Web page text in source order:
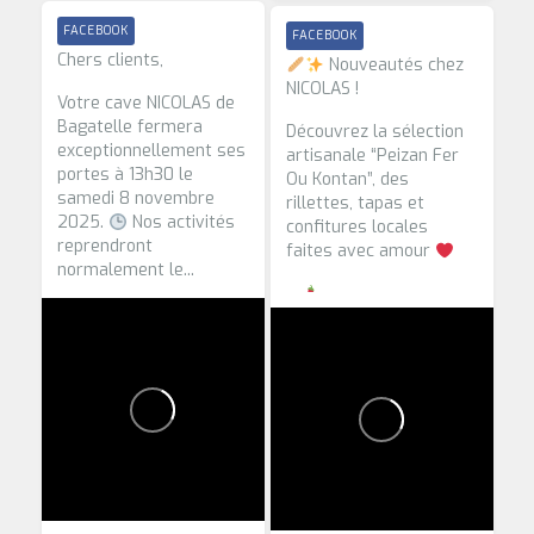
Chers clients,
Votre cave NICOLAS de
Bagatelle fermera
exceptionnellement ses
portes à 13h30 le
samedi 8 novembre
2025.
Nos activités
reprendront
normalement le...
FACEBOOK
Nouveautés chez
NICOLAS !
Découvrez la sélection
artisanale “Peizan Fer
Ou Kontan”, des
rillettes, tapas et
confitures locales
faites avec amour
FACEBOOK